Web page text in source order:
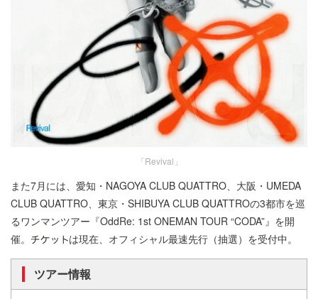
「Revival」
また7月には、愛知・NAGOYA CLUB QUATTRO、大阪・UMEDA
CLUB QUATTRO、東京・SHIBUYA CLUB QUATTROの3都市を巡
るワンマンツアー『OddRe: 1st ONEMAN TOUR “CODA”』を開
催。
は現在、オフィシャル最速先行（抽選）を受付中。
ツアー情報